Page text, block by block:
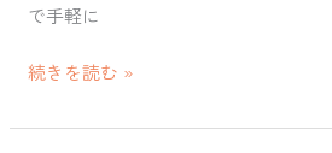
で手軽に
続きを読む »